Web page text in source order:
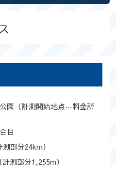
園（計測開始地点⋯料金所
目
部分24km）
測部分1,255m）